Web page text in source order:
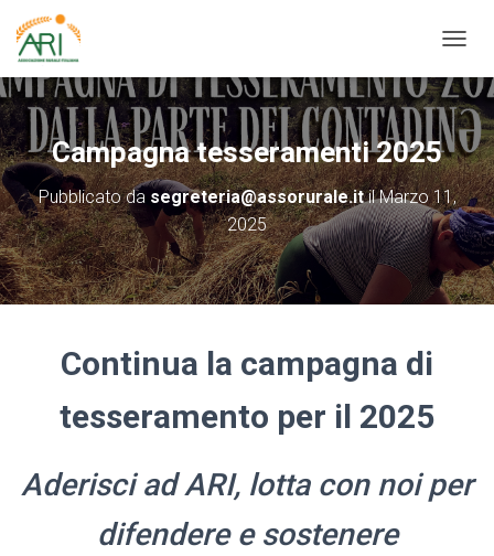
A
V
I
G
A
Z
I
O
N
T
O
Campagna tesseramenti 2025
Pubblicato da segreteria@assorurale.itilMarzo 11,
2025
Continua la campagna di
tesseramento per il 2025
Aderisci ad ARI, lotta con noi per
difendere e sostenere